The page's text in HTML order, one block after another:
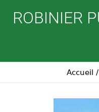
ROBINIER
Accueil /